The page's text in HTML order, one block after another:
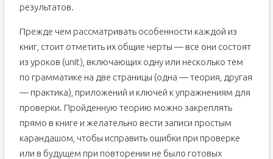
результатов.
Прежде чем рассматривать особенности каждой из
книг, стоит отметить их общие черты — все они состоят
из уроков (unit), включающих одну или несколько тем
по грамматике на две страницы (одна — теория, другая
— практика), приложений и ключей к упражнениям для
проверки. Пройденную теорию можно закреплять
прямо в книге и желательно вести записи простым
карандашом, чтобы исправить ошибки при проверке
или в будущем при повторении не было готовых